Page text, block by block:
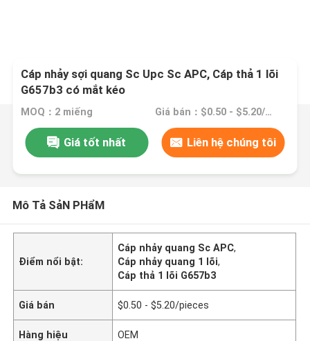
Cáp nhảy sợi quang Sc Upc Sc APC, Cáp thả 1 lõi
G657b3 có mắt kéo
MOQ：2 miếng Giá bán：$0.50 - $5.20/pieces
Giá tốt nhất Liên hệ chúng tôi
Mô Tả SảN PHẩM
Điểm nổi bật:
Cáp nhảy quang Sc APC,
Cáp nhảy quang 1 lõi,
Cáp thả 1 lõi G657b3
Giá bán $0.50 - $5.20/pieces
Hàng hiệu OEM